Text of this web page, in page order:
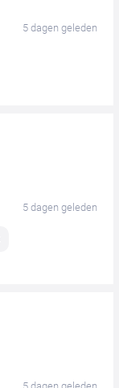
5 dagen geleden
5 dagen geleden